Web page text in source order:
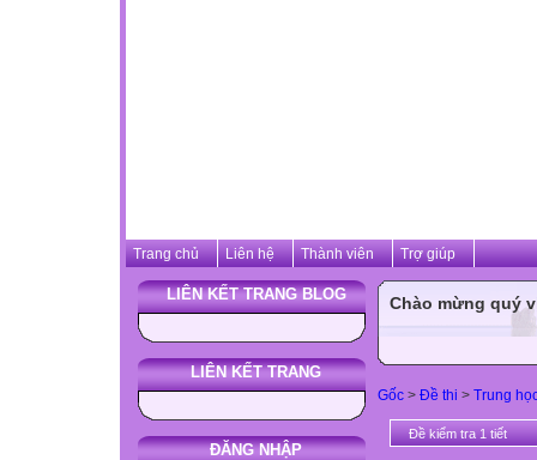
Trang chủ Liên hệ Thành viên Trợ giúp
LIÊN KẾT TRANG BLOG
LIÊN KẾT TRANG
ĐĂNG NHẬP
Chào mừng quý
Gốc > Đề thi > Trung
Đề kiểm tra 1 tiết